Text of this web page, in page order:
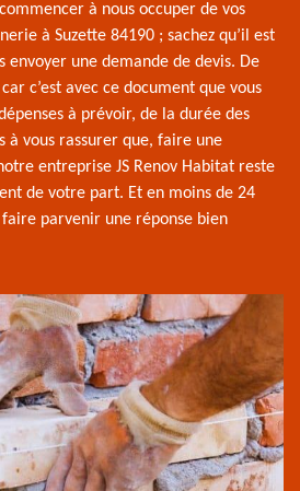
à nous occuper de vos
à Suzette 84190 ; sachez qu’il est
envoyer une demande de devis. De
c’est avec ce document que vous
à prévoir, de la durée des
à vous rassurer que, faire une
entreprise JS Renov Habitat reste
de votre part. Et en moins de 24
faire parvenir une réponse bien